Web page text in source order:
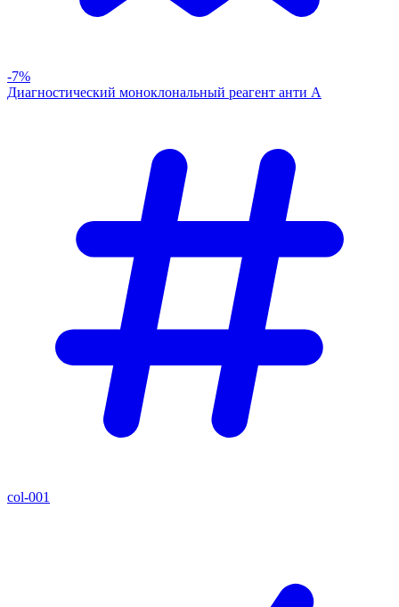
-7%
Диагностический моноклональный реагент анти А
col-001